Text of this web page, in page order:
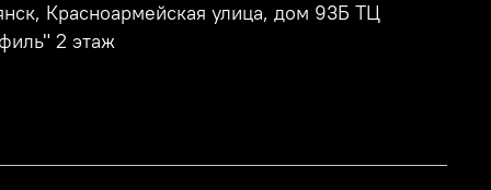
Красноармейская улица, дом 93Б ТЦ
2 этаж